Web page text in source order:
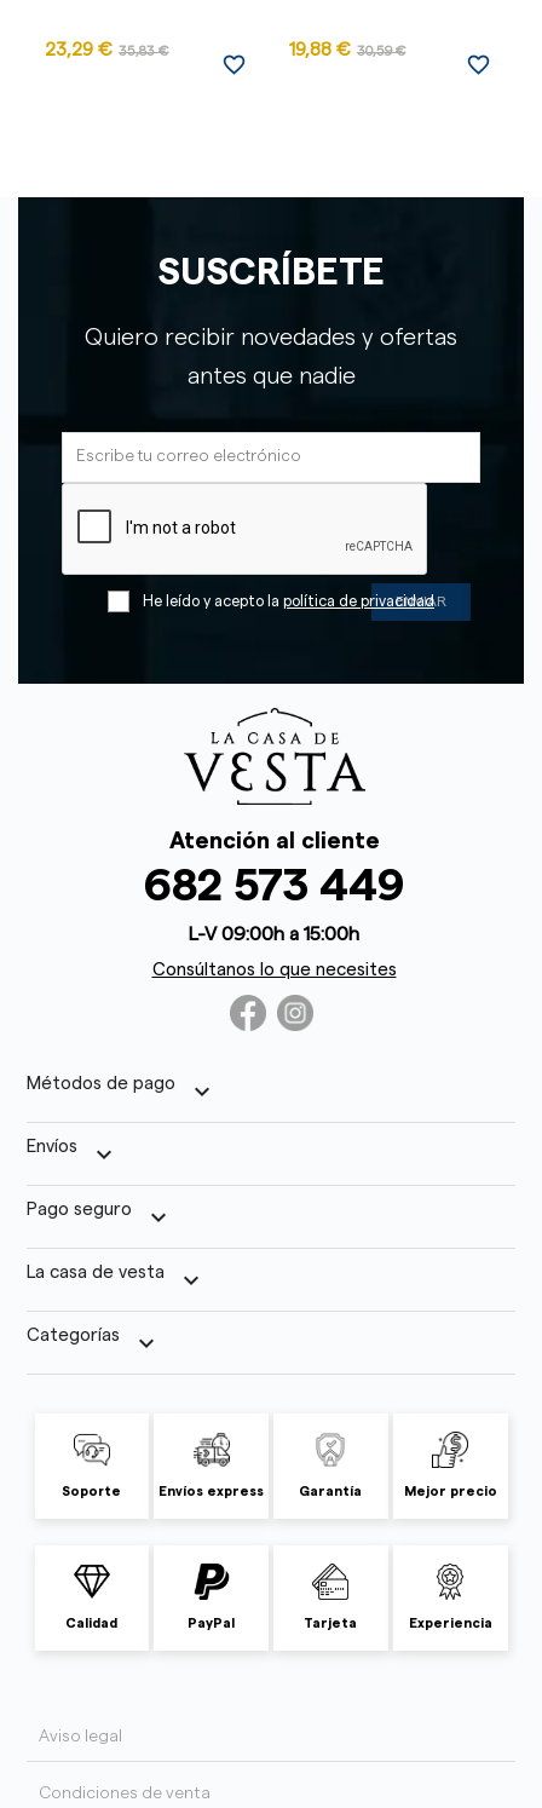
23,29 € 35,83 €
favorite_border
19,88 € 30,59 €
favorite_border
SUSCRÍBETE
Quiero recibir novedades y ofertas
antes que nadie
He leído y acepto la política de privacidad
Atención al cliente
682 573 449
L-V 09:00h a 15:00h
Consúltanos lo que necesites
Métodos de pago keyboard_arrow_down
Envíos keyboard_arrow_down
Pago seguro keyboard_arrow_down
La casa de vesta keyboard_arrow_down
Categorías keyboard_arrow_down
Soporte Envíos express Garantía Mejor precio
Calidad PayPal Tarjeta Experiencia
Aviso legal
Condiciones de venta